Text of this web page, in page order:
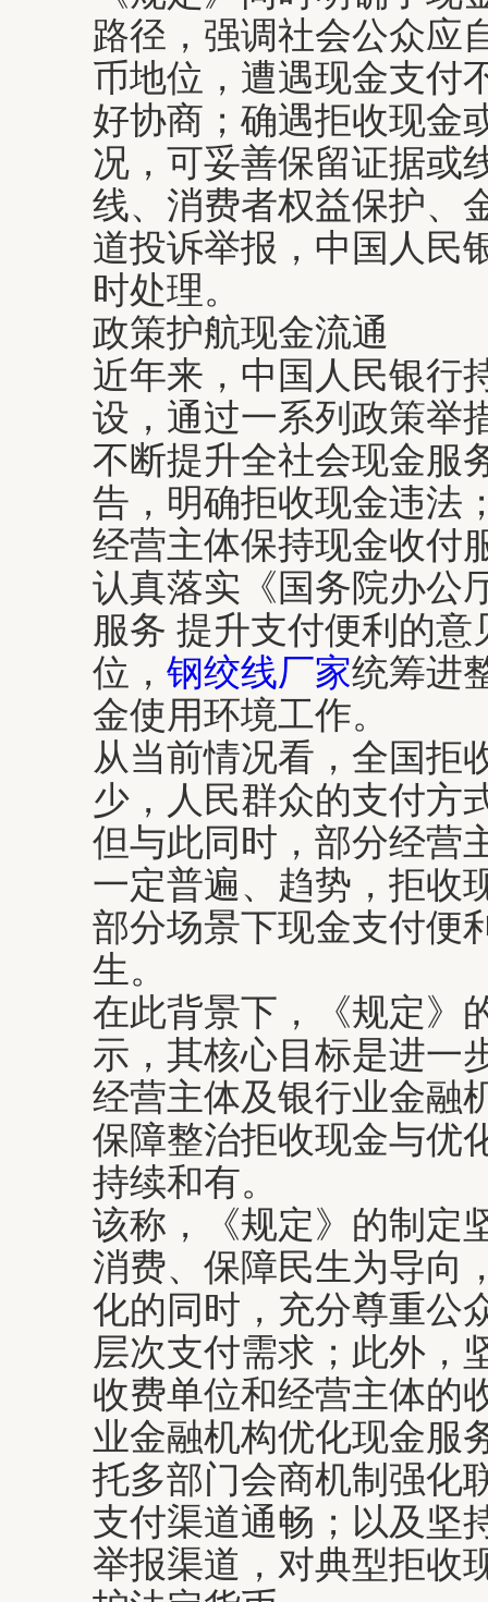
路径，强调社会公众应
币地位，遭遇现金支付
好协商；确遇拒收现金
况，可妥善保留证据或
线、消费者权益保护、
道投诉举报，中国人民
时处理。
政策护航现金流通
近年来，中国人民银行
设，通过一系列政策举
不断提升全社会现金服
告，明确拒收现金违法
经营主体保持现金收付
认真落实《国务院办公
服务 提升支付便利的
位， 钢绞线厂家统筹进
金使用环境工作。
从当前情况看，全国拒
少，人民群众的支付方
但与此同时，部分经营
一定普遍、趋势，拒收
部分场景下现金支付便
生。
在此背景下，《规定》
示，其核心目标是进一
经营主体及银行业金融
保障整治拒收现金与优
持续和有。
该称，《规定》的制定
消费、保障民生为导向
化的同时，充分尊重公
层次支付需求；此外，
收费单位和经营主体的
业金融机构优化现金服
托多部门会商机制强化
支付渠道通畅；以及坚
举报渠道，对典型拒收